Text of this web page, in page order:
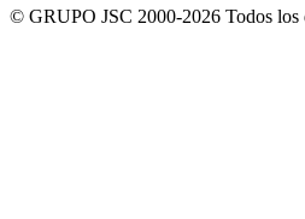
© GRUPO JSC 2000-2026 Todos los